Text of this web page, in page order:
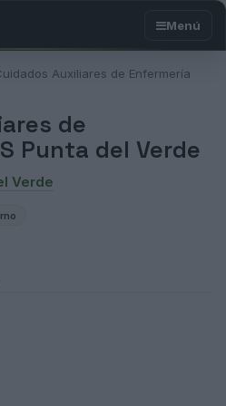
Auxiliares de Enfermería
de
Punta del Verde
Verde